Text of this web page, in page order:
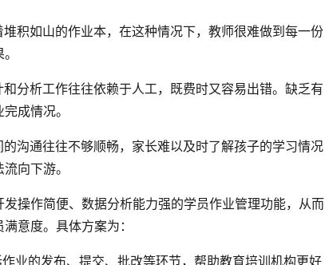
积如山的作业本，在这种情况下，教师很难做到每一份
分析工作往往依赖于人工，既费时又容易出错。缺乏有
成情况。
沟通往往不够顺畅，家长难以及时了解孩子的学习情况
向下游。
操作简便、数据分析能力强的学员作业管理功能，从而
意度。具体方案为：
业的发布、提交、批改等环节，帮助教育培训机构更好